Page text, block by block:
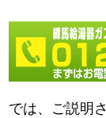
では、ご説明